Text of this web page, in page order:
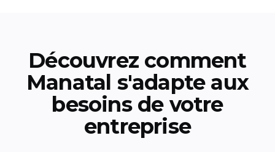
Découvrez comment
Manatal s'adapte aux
besoins de votre
entreprise